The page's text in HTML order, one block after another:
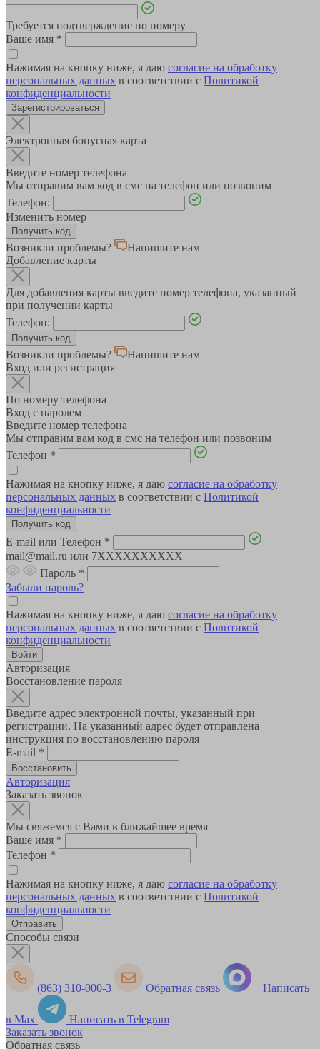
Требуется подтверждение по номеру
Ваше имя *
Нажимая на кнопку ниже, я даю согласие на обработку
персональных данных в соответствии с Политикой
конфиденциальности
Зарегистрироваться
Электронная бонусная карта
Введите номер телефона
Мы отправим вам код в смс на телефон или позвоним
Телефон:
Изменить номер
Возникли проблемы?
Напишите нам
Добавление карты
Для добавления карты введите номер телефона, указанный
при получении карты
Телефон:
Возникли проблемы?
Напишите нам
Вход или регистрация
По номеру телефона
Вход с паролем
Введите номер телефона
Мы отправим вам код в смс на телефон или позвоним
Телефон *
Нажимая на кнопку ниже, я даю согласие на обработку
персональных данных в соответствии с Политикой
конфиденциальности
E-mail или Телефон *
mail@mail.ru или 7XXXXXXXXXX
Пароль *
Забыли пароль?
Нажимая на кнопку ниже, я даю согласие на обработку
персональных данных в соответствии с Политикой
конфиденциальности
Авторизация
Восстановление пароля
Введите адрес электронной почты, указанный при
регистрации. На указанный адрес будет отправлена
инструкция по восстановлению пароля
E-mail *
Авторизация
Заказать звонок
Мы свяжемся с Вами в ближайшее время
Ваше имя *
Телефон *
Нажимая на кнопку ниже, я даю согласие на обработку
персональных данных в соответствии с Политикой
конфиденциальности
Способы связи
(863) 310-000-3 Обратная связь Написать
в Max
Написать в Telegram
Заказать звонок
Обратная связь